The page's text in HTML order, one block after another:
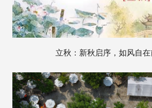
立秋：新秋启序，如风自